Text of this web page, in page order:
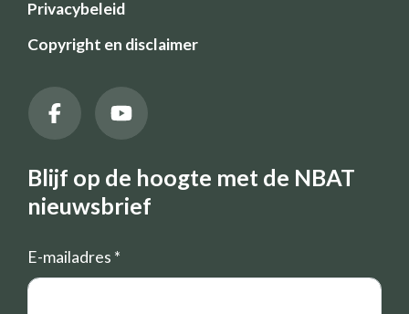
Privacybeleid
Copyright en disclaimer
Blijf op de hoogte met de NBAT
nieuwsbrief
E-mailadres *